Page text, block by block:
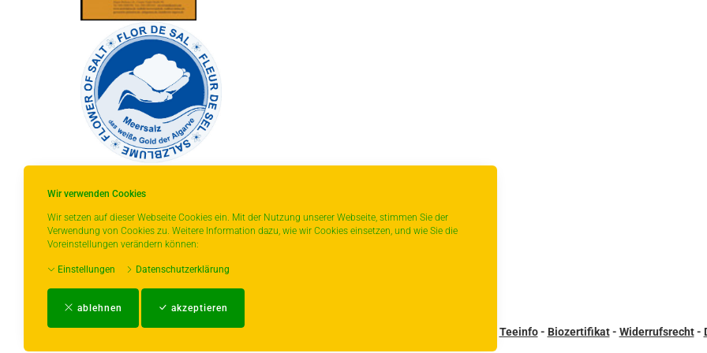
Wir verwenden Cookies
Wir setzen auf dieser Webseite Cookies ein. Mit der Nutzung unserer Webseite, stimmen Sie der
Verwendung von Cookies zu. Weitere Information dazu, wie wir Cookies einsetzen, und wie Sie die
Voreinstellungen verändern können:
Einstellungen Datenschutzerklärung
ablehnen akzeptieren
* gilt für Lieferungen innerhalb Deutschlands,
bitte der Schaltfläche mit den
Impressum-AGB Teeinfo- Biozertifikat- Widerrufsrecht-